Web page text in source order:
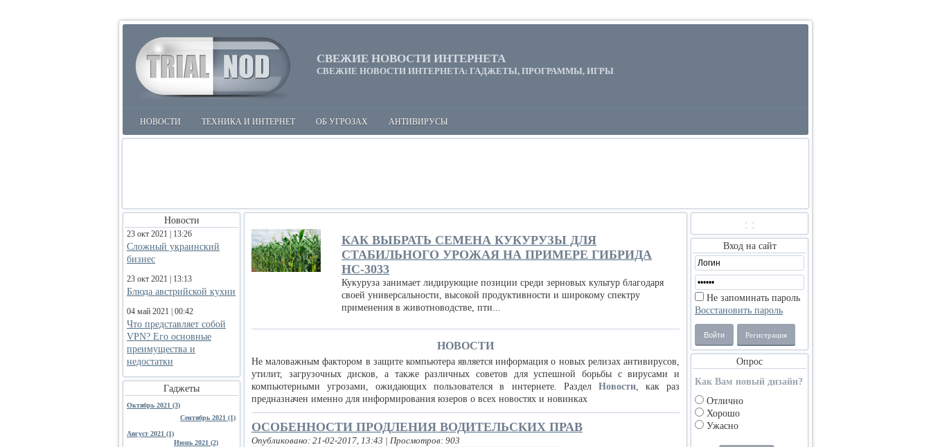
СВЕЖИЕ НОВОСТИ ИНТЕРНЕТА
СВЕЖИЕ НОВОСТИ ИНТЕРНЕТА: ГАДЖЕТЫ, ПРОГРАММЫ, ИГРЫ
НОВОСТИ ТЕХНИКА И ИНТЕРНЕТ ОБ УГРОЗАХ АНТИВИРУСЫ
Новости
23 окт 2021 | 13:26
Сложный украинский
бизнес
23 окт 2021 | 13:13
Блюда австрийской кухни
04 май 2021 | 00:42
Что представляет собой
VPN? Его основные
преимущества и
недостатки
Гаджеты
Октябрь 2021 (3)
Сентябрь 2021 (1)
Август 2021 (1)
Июнь 2021 (2)
КАК ВЫБРАТЬ СЕМЕНА КУКУРУЗЫ ДЛЯ
СТАБИЛЬНОГО УРОЖАЯ НА ПРИМЕРЕ ГИБРИДА
НС-3033
Кукуруза занимает лидирующие позиции среди зерновых культур благодаря
своей универсальности, высокой продуктивности и широкому спектру
применения в животноводстве, пти...
НОВОСТИ
Не маловажным фактором в защите компьютера является информация о новых релизах антивирусов,
утилит, загрузочных дисков, а также различных советов для успешной борьбы с вирусами и
компьютерными угрозами, ожидающих пользователся в интернете. Раздел Новости, как раз
предназначен именно для информирования юзеров о всех новостях и новинках
ОСОБЕННОСТИ ПРОДЛЕНИЯ ВОДИТЕЛЬСКИХ ПРАВ
Опубликовано: 21-02-2017, 13:43 | Просмотров: 903
: :
Вход на сайт
Не запоминать пароль
Восстановить пароль
Войти Регистрация
Опрос
Как Вам новый дизайн?
Отлично
Хорошо
Ужасно